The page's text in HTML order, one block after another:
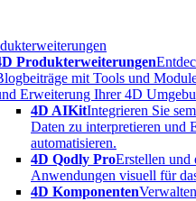
Produkterweiterungen
mit Tools und
Erweiterung Ihrer 4D
4D AIKitIntegrieren Sie
Daten zu interpretieren und
automatisieren.
4D Qodly ProErstellen und
Anwendungen visuell für
4D Komponenten